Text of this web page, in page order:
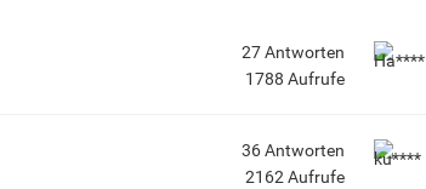
27Antworten
1788 Aufrufe
36Antworten
2162 Aufrufe